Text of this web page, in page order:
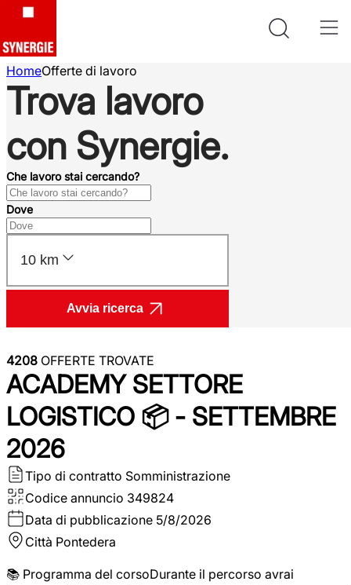
HomeOfferte di lavoro
Trova lavoro
con Synergie.
Che lavoro stai cercando?
Dove
10 km
Avvia ricerca
4208 OFFERTE TROVATE
ACADEMY SETTORE
LOGISTICO 📦 - SETTEMBRE
2026
Tipo di contratto Somministrazione
Codice annuncio 349824
Data di pubblicazione 5/8/2026
Città Pontedera
📚 Programma del corsoDurante il percorso avrai